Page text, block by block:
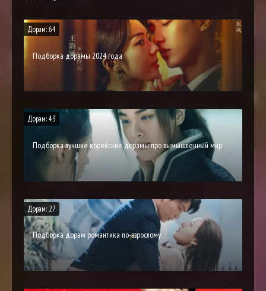
Дорам: 64
Подборка дорамы 2024 года
Дорам: 43
Подборка лучшие корейские дорамы про вымышленный мир
Дорам: 27
Подборка дорам романтика по-взрослому